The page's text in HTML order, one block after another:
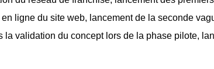
en ligne du site web, lancement de la seconde
la validation du concept lors de la phase pilote,